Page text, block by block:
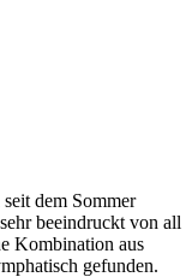
dem Sommer
beeindruckt von all
Kombination aus
gefunden.